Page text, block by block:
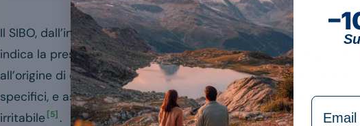
Il SIBO, dall’inglesesmall intestinal bacterial overgrowth
,
indica la presenza di un numero eccessivo di batteri nel
all’origine di disturbi digestivi[1]. Gonfiore, gas, dolori, alvo
specifici, e assomigliano a quelli di molti altri disturbi, a
irritabile [5] .